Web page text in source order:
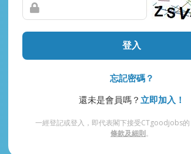
登入
忘記密碼？
還未是會員嗎？ 立即加入！
一經登記或登入，即代表閣下接受CTgoodjobs的
條款及細則。